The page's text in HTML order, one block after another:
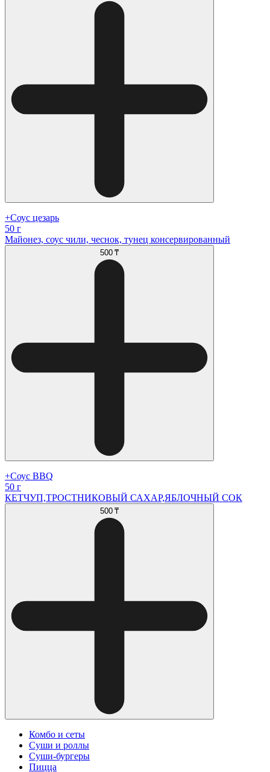
+Соус цезарь
50 г
Майонез, соус чили, чеснок, тунец консервированный
500 ₸
+Соус BBQ
50 г
КЕТЧУП,ТРОСТНИКОВЫЙ САХАР,ЯБЛОЧНЫЙ СОК
500 ₸
Комбо и сеты
Суши и роллы
Суши-бургеры
Пицца